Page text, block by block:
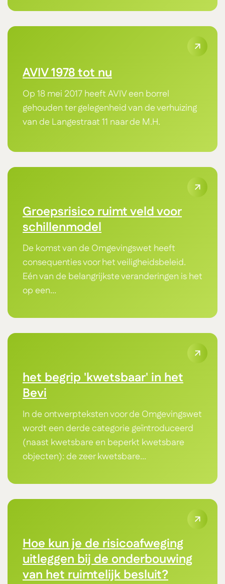
AVIV 1978 tot nu
Op 18 mei 2017 heeft AVIV een borrel
gehouden ter gelegenheid van de verhuizing
van de Langestraat 11 naar de M.H.
Groepsrisico ruimt veld voor
schillenmodel
De komst van de Omgevingswet heeft
consequenties voor het veiligheidsbeleid.
Eén van de belangrijkste veranderingen is het
op een...
het begrip 'kwetsbaar' in het
Bevi
In de ontwerpteksten voor de Omgevingswet
wordt een derde categorie geïntroduceerd
(naast kwetsbare en beperkt kwetsbare
objecten): de zeer kwetsbare...
Hoe kun je de risicoafweging
uitleggen bij de onderbouwing
van het ruimtelijk besluit?